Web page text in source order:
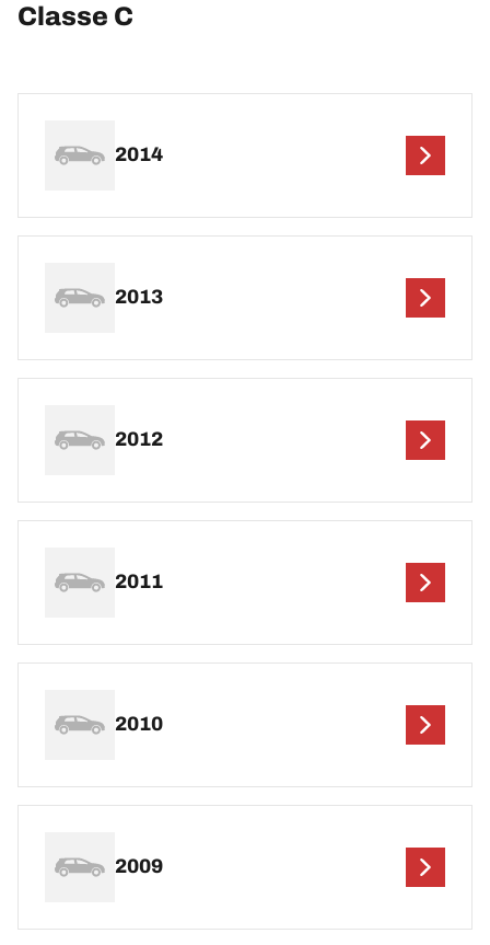
Classe C
2014
2013
2012
2011
2010
2009